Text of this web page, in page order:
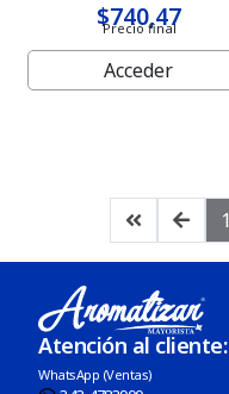
$740,47
Precio final
Acceder
1
Atención al cliente:
WhatsApp (Ventas)